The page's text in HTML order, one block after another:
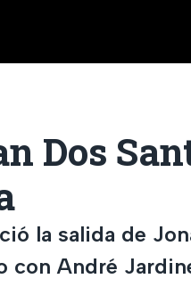
Dos
la salida de
con André